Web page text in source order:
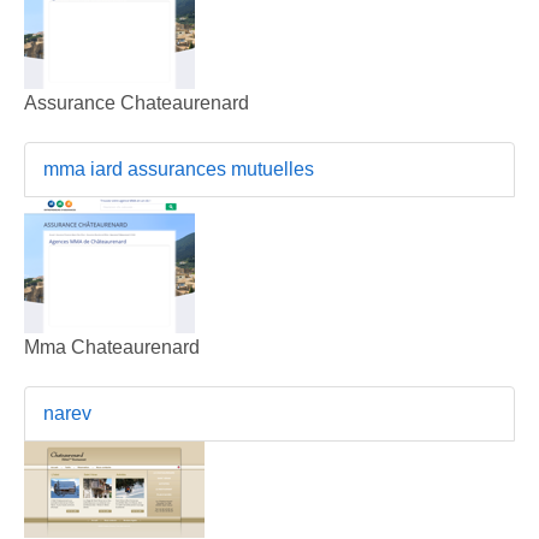
Assurance Chateaurenard
mma iard assurances mutuelles
Mma Chateaurenard
narev